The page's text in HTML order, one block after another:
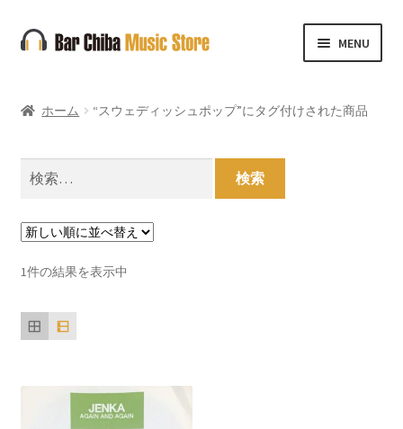
ナ
ビ
ー
ン
へ
キ
プ
コ
ン
ン
ス
キ
プ
MENU
ホーム “スウェディッシュポップ”にタグ付けされた商品
検
索:
1件の結果を表示中